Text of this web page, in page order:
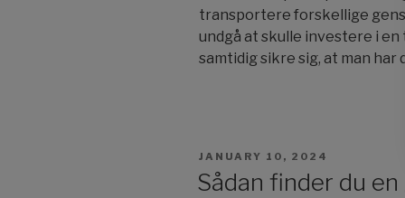
transportere forskellige
undgå at skulle investere i
samtidig sikre sig, at man
POSTED
ON
JANUARY 10, 2024
Sådan finder du